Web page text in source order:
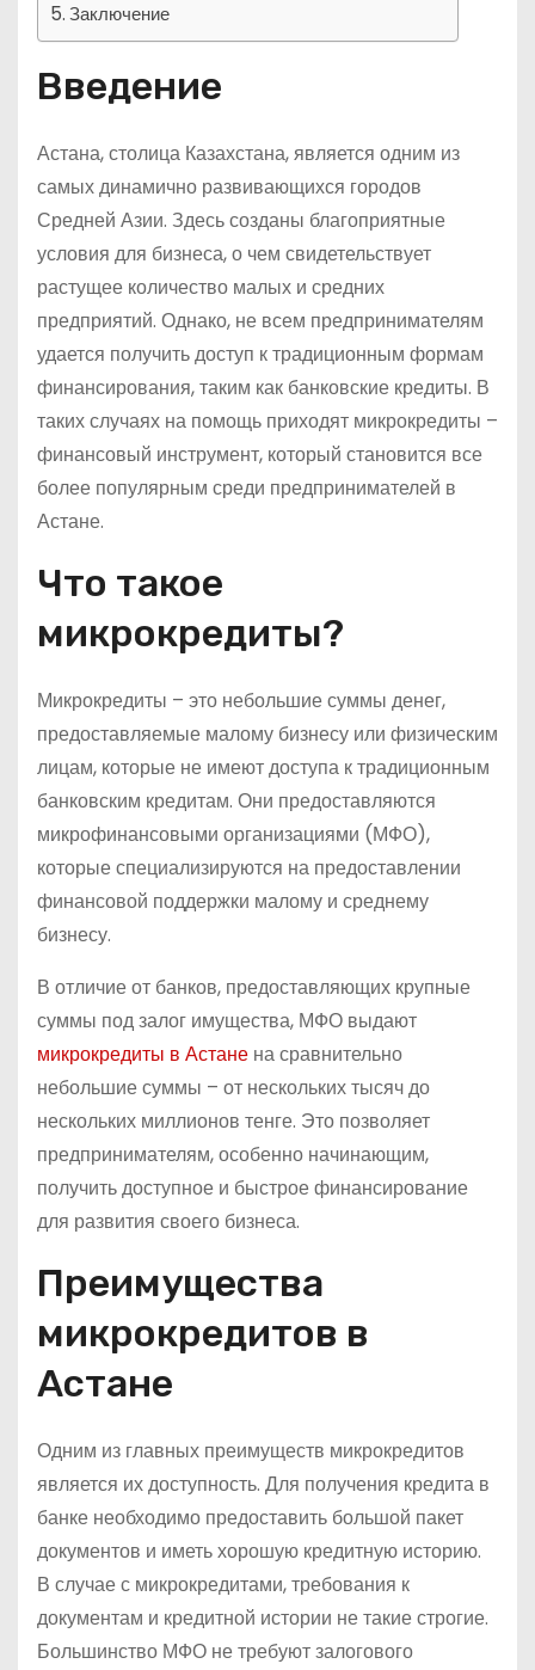
Заключение
Введение
Астана, столица Казахстана, является одним из
самых динамично развивающихся городов
Средней Азии. Здесь созданы благоприятные
условия для бизнеса, о чем свидетельствует
растущее количество малых и средних
предприятий. Однако, не всем предпринимателям
удается получить доступ к традиционным формам
финансирования, таким как банковские кредиты. В
таких случаях на помощь приходят микрокредиты –
финансовый инструмент, который становится все
более популярным среди предпринимателей в
Астане.
Что такое
микрокредиты?
Микрокредиты – это небольшие суммы денег,
предоставляемые малому бизнесу или физическим
лицам, которые не имеют доступа к традиционным
банковским кредитам. Они предоставляются
микрофинансовыми организациями (МФО),
которые специализируются на предоставлении
финансовой поддержки малому и среднему
бизнесу.
В отличие от банков, предоставляющих крупные
суммы под залог имущества, МФО выдают
микрокредиты в Астане на сравнительно
небольшие суммы – от нескольких тысяч до
нескольких миллионов тенге. Это позволяет
предпринимателям, особенно начинающим,
получить доступное и быстрое финансирование
для развития своего бизнеса.
Преимущества
микрокредитов в
Астане
Одним из главных преимуществ микрокредитов
является их доступность. Для получения кредита в
банке необходимо предоставить большой пакет
документов и иметь хорошую кредитную историю.
В случае с микрокредитами, требования к
документам и кредитной истории не такие строгие.
Большинство МФО не требуют залогового